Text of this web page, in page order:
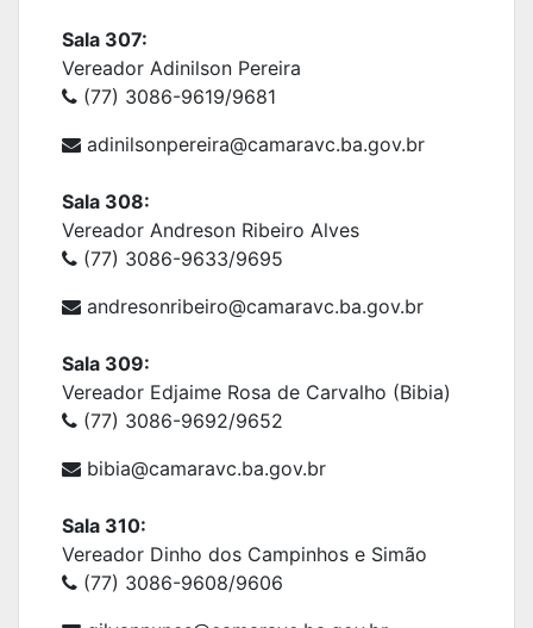
Sala 307:
Vereador Adinilson Pereira
(77) 3086-9619/9681
adinilsonpereira@camaravc.ba.gov.br
Sala 308:
Vereador Andreson Ribeiro Alves
(77) 3086-9633/9695
andresonribeiro@camaravc.ba.gov.br
Sala 309:
Vereador Edjaime Rosa de Carvalho (Bibia)
(77) 3086-9692/9652
bibia@camaravc.ba.gov.br
Sala 310:
Vereador Dinho dos Campinhos e Simão
(77) 3086-9608/9606